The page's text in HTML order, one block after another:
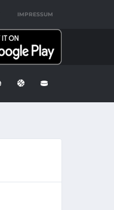
IMPRESSUM